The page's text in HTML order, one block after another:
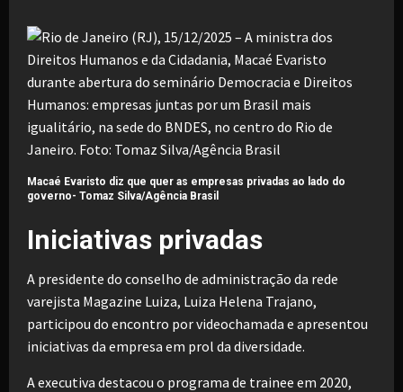
Macaé Evaristo diz que quer as empresas privadas ao lado do
governo- Tomaz Silva/Agência Brasil
Iniciativas privadas
A presidente do conselho de administração da rede
varejista Magazine Luiza, Luiza Helena Trajano,
participou do encontro por videochamada e apresentou
iniciativas da empresa em prol da diversidade.
A executiva destacou o programa de trainee em 2020,